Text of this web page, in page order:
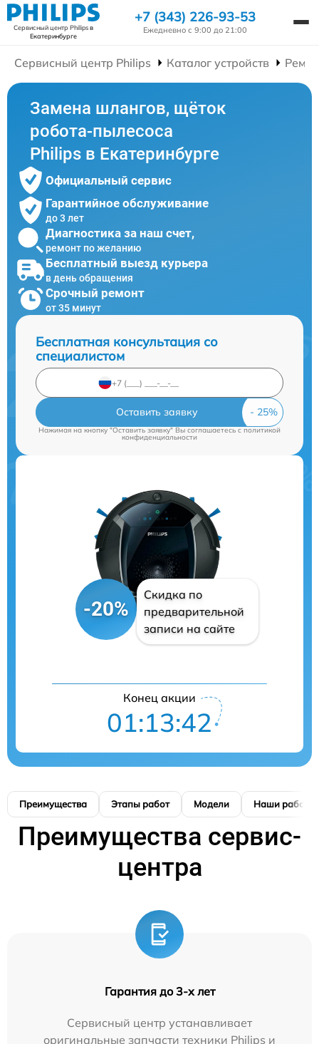
Сервисный центр Philipsв
Екатеринбурге
+7 (343) 226-93-53
Ежедневно с 9:00 до 21:00
Сервисный центр Philips Каталог устройств
Замена шлангов, щёток
робота-пылесоса
Philips в Екатеринбурге
Официальный сервис
Гарантийное обслуживание
до 3 лет
Диагностика за наш счет,
ремонт по желанию
Бесплатный выезд курьера
в день обращения
Срочный ремонт
от 35 минут
Бесплатная консультация со
специалистом
Оставить заявку
Нажимая на кнопку "Оставить заявку" Вы соглашаетесь c политикой
конфиденциальности
-20%
Скидка по
предварительной
записи на сайте
Конец акции
01:13:42
Преимущества Этапы работ Модели Наши работы
Преимущества сервис-
центра
Гарантия до 3-х лет
Сервисный центр устанавливает
оригинальные запчасти техники Philips и